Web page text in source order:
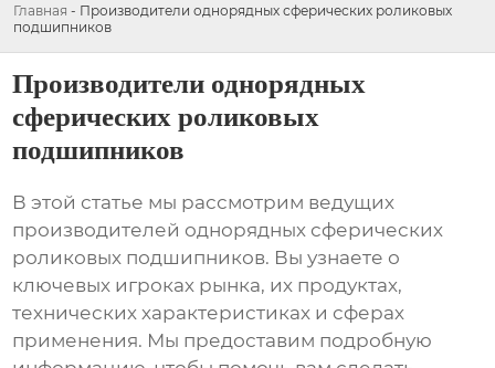
Главная - Производители однорядных сферических роликовых
подшипников
Производители однорядных
сферических роликовых
подшипников
В этой статье мы рассмотрим ведущих
производителей однорядных сферических
роликовых подшипников. Вы узнаете о
ключевых игроках рынка, их продуктах,
технических характеристиках и сферах
применения. Мы предоставим подробную